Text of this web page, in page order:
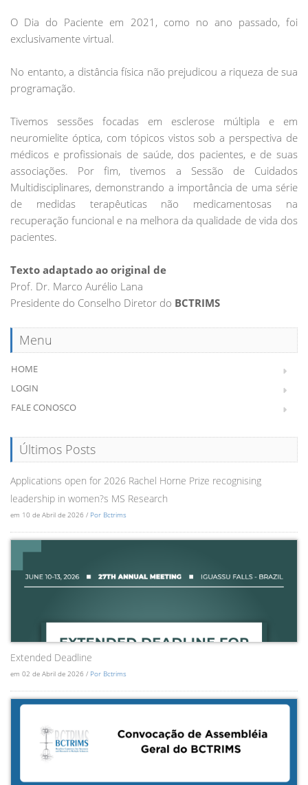
O Dia do Paciente em 2021, como no ano passado, foi
exclusivamente virtual.
No entanto, a distância física não prejudicou a riqueza de sua
programação.
Tivemos sessões focadas em esclerose múltipla e em
neuromielite óptica, com tópicos vistos sob a perspectiva de
médicos e profissionais de saúde, dos pacientes, e de suas
associações. Por fim, tivemos a Sessão de Cuidados
Multidisciplinares, demonstrando a importância de uma série
de medidas terapêuticas não medicamentosas na
recuperação funcional e na melhora da qualidade de vida dos
pacientes.
Texto adaptado ao original de
Prof. Dr. Marco Aurélio Lana
Presidente do Conselho Diretor do BCTRIMS
Menu
HOME
LOGIN
FALE CONOSCO
Últimos Posts
Applications open for 2026 Rachel Horne Prize recognising
leadership in women?s MS Research
em 10 de Abril de 2026 / Por Bctrims
Extended Deadline
em 02 de Abril de 2026 / Por Bctrims